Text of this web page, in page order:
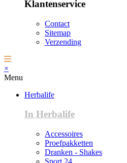
Klantenservice
Contact
Sitemap
Verzending
×
Menu
Herbalife
In Herbalife
Accessoires
Proefpakketten
Dranken - Shakes
Sport 24